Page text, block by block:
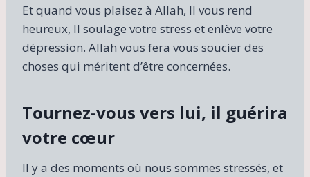
Et quand vous plaisez à Allah, Il vous rend
heureux, Il soulage votre stress et enlève votre
dépression. Allah vous fera vous soucier des
choses qui méritent d’être concernées.
Tournez-vous vers lui, il guérira
votre cœur
Il y a des moments où nous sommes stressés, et